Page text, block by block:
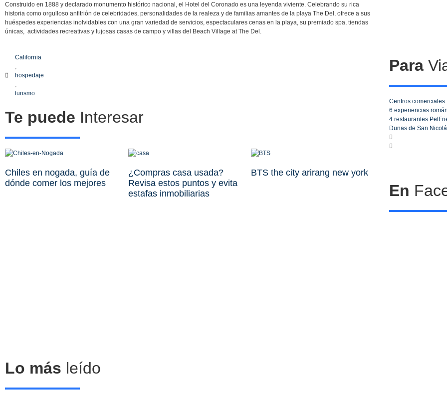
Construido en 1888 y declarado monumento histórico nacional, el Hotel del Coronado es una leyenda viviente. Celebrando su rica
historia como orgulloso anfitrión de celebridades, personalidades de la realeza y de familias amantes de la playa The Del, ofrece a sus
huéspedes experiencias inolvidables con una gran variedad de servicios, espectaculares cenas en la playa, su premiado spa, tiendas
únicas, actividades recreativas y lujosas casas de campo y villas del Beach Village at The Del.
California
,
hospedaje
,
turismo
Te puede Interesar
Chiles en nogada, guía de
dónde comer los mejores
¿Compras casa usada?
Revisa estos puntos y evita
estafas inmobiliarias
BTS the city arirang new york
Lo más leído
Para
Centros
6 experiencias
4 restaurantes
Dunas de San
En